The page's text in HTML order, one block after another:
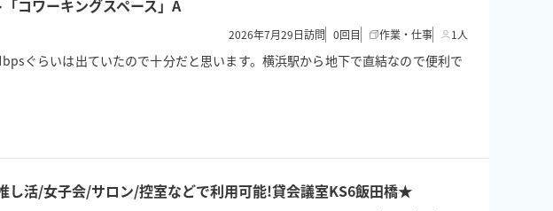
コワーキングスペース」A
2026年7月29日訪問 0回目 作業・仕事 1人
ぐらいは出ていたので十分だと思います。横浜駅から地下で直結なので便利で
活/女子会/サロン/控室などで利用可能!貸会議室KS6飯田橋★